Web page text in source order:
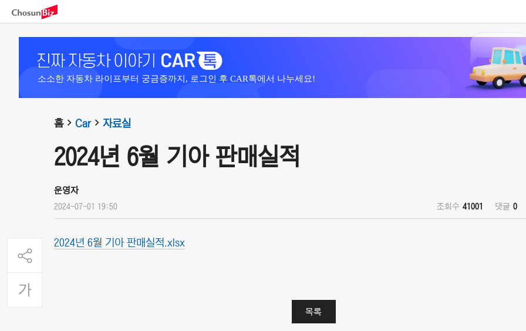
소소한 자동차 라이프부터 궁금증까지, 로그인 후 CAR톡에서 나누세요!
홈 Car 자료실
2024년 6월 기아 판매실적
운영자
2024-07-01 19:50 조회수 41001 댓글 0
2024년 6월 기아 판매실적.xlsx
목록